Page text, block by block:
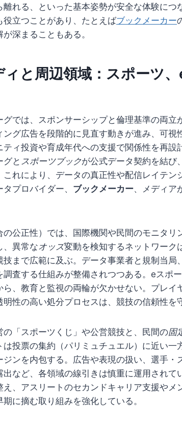
離れる、といった基本姿勢が安全な体験につ
役立つことがあり、たとえばブックメーカー
深まることもある。
と周辺領域：スポーツ
では、スポンサーシップと倫理基準の両立
ング広告を段階的に見直す動きが進み、可視
ティ投資や育成年代への支援で関係性を再設
グと スポーツブックが公式データ契約を結び
れにより、データの真正性や配信レイテン
プロバイダー、 ブックメーカー、メディア
公正性）では、国際機関や民間のモニタリ
、異常なオッズ変動を検知するネットワーク
技まで広範に及ぶ。データ事業者と規制当局
査する仕組みが整備されつつある。eスポ
、教育と監視の両輪が欠かせない。プレイ
性の高い処分プロセスは、競技の信頼性を
の「スポーツくじ」や公営競技と、民間の固
投票の集約（パリミュチュエル）に近い一
ンを内包する。広告や表現の扱い、選手・
出など、各領域の線引きは慎重に運用されて
え、アスリートのセカンドキャリア支援やメ
に摘む取り組みを強化している。